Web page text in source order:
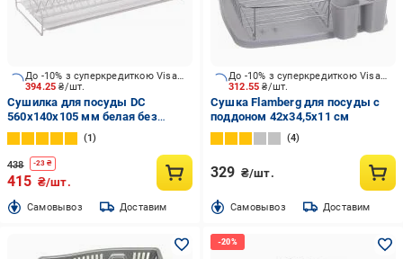
394.25₴/шт.
До -10% з суперкредиткою Visa Вигода
Сушилка для посуды DC
560x140x105 мм белая без
борта
1
438 -23 ₴
415 ₴/шт.
Cамовывоз Доставим
312.55₴/шт.
До -10% з суперкредиткою Visa Вигода
Сушка Flamberg для посуды с
поддоном 42х34,5х11 см
4
329 ₴/шт.
Cамовывоз Доставим